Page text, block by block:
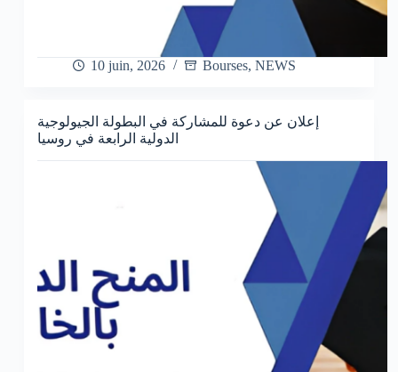
10 juin, 2026 Bourses, NEWS
إعلان عن دعوة للمشاركة في البطولة الجيولوجية
الدولية الرابعة في روسيا